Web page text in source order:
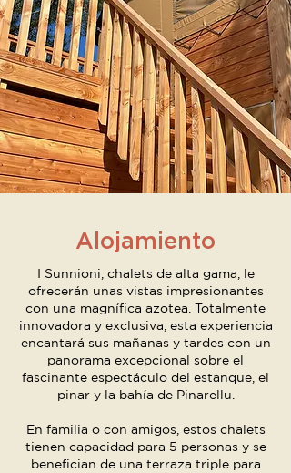
Alojamiento
I Sunnioni, chalets de alta gama, le
ofrecerán unas vistas impresionantes
con una magnífica azotea. Totalmente
innovadora y exclusiva, esta experiencia
encantará sus mañanas y tardes con un
panorama excepcional sobre el
fascinante espectáculo del estanque, el
pinar y la bahía de Pinarellu.
En familia o con amigos, estos chalets
tienen capacidad para 5 personas y se
benefician de una terraza triple para